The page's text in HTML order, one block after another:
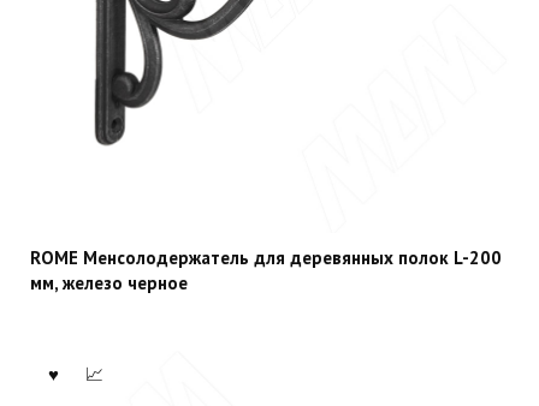
ROME Менсолодержатель для деревянных полок L-200
мм, железо черное